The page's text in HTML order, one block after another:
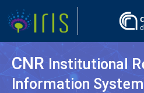
CNR Institutional
Information System